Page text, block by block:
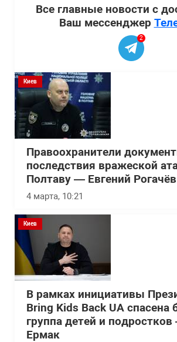
Все главные новости с
Ваш мессенджер
2
Киев
Правоохранители
последствия вражеской
Полтаву — Евгений Рогачёв
4 марта, 10:21
Киев
В рамках инициативы
Bring Kids Back UA спасена
группа детей и
Ермак